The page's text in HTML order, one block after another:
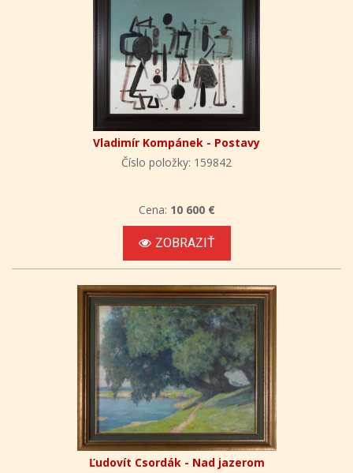
Vladimír Kompánek - Postavy
Číslo položky: 159842
Cena: 10 600 €
ZOBRAZIŤ
Ľudovít Csordák - Nad jazerom